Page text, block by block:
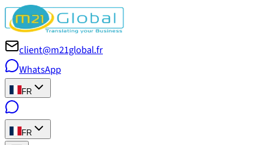
client@m21global.fr
WhatsApp
FR
FR